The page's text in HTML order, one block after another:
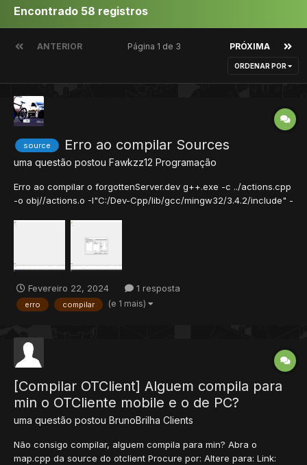
Encontrado 58 registros
ANTERIOR PRÓXIMA
Página 1 de 3
ORDENAR POR
source Erro ao compilar Sources
uma questão postou Fawkzz12 Programação
Erro ao compilar o forgottenServer.dev g++.exe -c ../actions.cpp
-o obj//actions.o -I"C:/Dev-Cpp/lib/gcc/mingw32/3.4.2/include" -
Cpp/include/c++/3.4.2/mingw32" -I"C:/Dev-
Cpp/include/c++/3.4.2" -I"C:/Dev-Cpp/include" -
D__ENABLE_SERVE...
Fevereiro 22, 2024 1 resposta
erro compilar (e 1 mais)
[Compilar OTClient] Alguem compila para
min o OTCliente mobile e o de PC?
uma questão postou BrunoBrilha Clients
Não consigo compilar, alguem compila para min? Abra o
map.cpp da source do otclient Procure por: Altere para: Link: